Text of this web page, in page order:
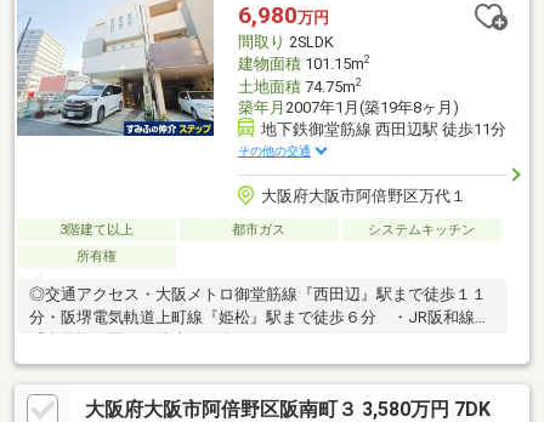
6,980万円
間取り 2SLDK
建物面積101.15m2
土地面積74.75m2
築年月 2007年1月(築19年8ヶ月)
地下鉄御堂筋線 西田辺駅 徒歩11分
その他の交通
大阪府大阪市阿倍野区万代１
3階建て以上 都市ガス
システムキッチン
所有権
◎交通アクセス・大阪メトロ御堂筋線『西田辺』駅まで徒歩１１
分・阪堺電気軌道上町線『姫松』駅まで徒歩６分 ・JR阪和線
大阪府大阪市阿倍野区阪南町３ 3,580万円 7DK